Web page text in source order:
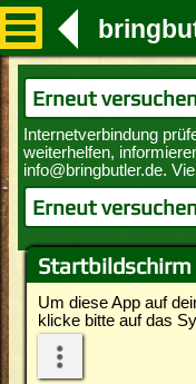
Startbildschirm
Um diese App auf
klicke bitte auf das
Erneut
Erneut